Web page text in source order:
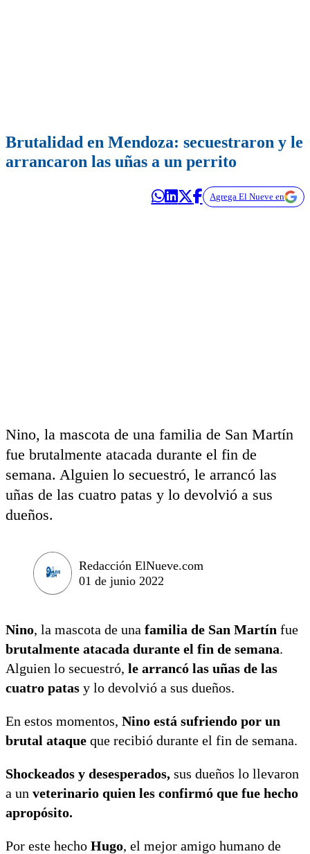
Brutalidad en Mendoza: secuestraron y le
arrancaron las uñas a un perrito
Agrega El Nueve en
Nino, la mascota de una familia de San Martín
fue brutalmente atacada durante el fin de
semana. Alguien lo secuestró, le arrancó las
uñas de las cuatro patas y lo devolvió a sus
dueños.
Redacción ElNueve.com
01 de junio 2022
Nino, la mascota de una familia de San Martín fue
brutalmente atacada durante el fin de semana.
Alguien lo secuestró, le arrancó las uñas de las
cuatro patas y lo devolvió a sus dueños.
En estos momentos, Nino está sufriendo por un
brutal ataque que recibió durante el fin de semana.
Shockeados y desesperados, sus dueños lo llevaron
a un veterinario quien les confirmó que fue hecho
apropósito.
Por este hecho Hugo, el mejor amigo humano de